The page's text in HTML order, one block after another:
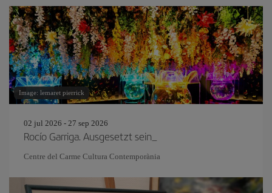
Image: lemaret pierrick
02 jul 2026 - 27 sep 2026
Rocío Garriga. Ausgesetzt sein_
Centre del Carme Cultura Contemporània